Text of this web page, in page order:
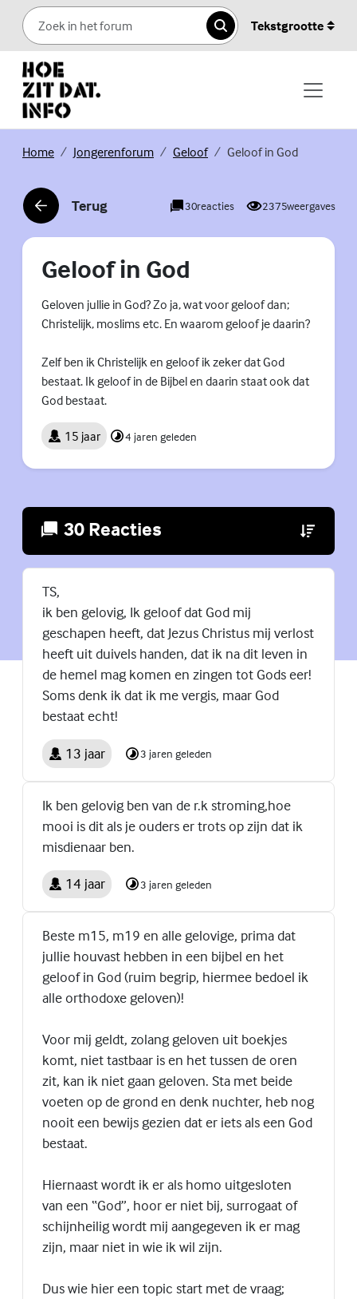
Skip to content
Zoeken
Tekstgrootte
Home(Externe link)
Jongerenforum(Externe link)
Geloof(Externe link)
Geloof in God
Terug
(Externe link) 30reacties 2375weergaves
Geloof in God
Geloven jullie in God? Zo ja, wat voor geloof dan;
Christelijk, moslims etc. En waarom geloof je daarin?
Zelf ben ik Christelijk en geloof ik zeker dat God
bestaat. Ik geloof in de Bijbel en daarin staat ook dat
God bestaat.
15 jaar 4 jaren geleden
30 Reacties (Externe
TS,
ik ben gelovig, Ik geloof dat God mij
geschapen heeft, dat Jezus Christus mij verlost
heeft uit duivels handen, dat ik na dit leven in
de hemel mag komen en zingen tot Gods eer!
Soms denk ik dat ik me vergis, maar God
bestaat echt!
13 jaar 3 jaren geleden
Ik ben gelovig ben van de r.k stroming,hoe
mooi is dit als je ouders er trots op zijn dat ik
misdienaar ben.
14 jaar 3 jaren geleden
Beste m15, m19 en alle gelovige, prima dat
jullie houvast hebben in een bijbel en het
geloof in God (ruim begrip, hiermee bedoel ik
alle orthodoxe geloven)!
Voor mij geldt, zolang geloven uit boekjes
komt, niet tastbaar is en het tussen de oren
zit, kan ik niet gaan geloven. Sta met beide
voeten op de grond en denk nuchter, heb nog
nooit een bewijs gezien dat er iets als een God
bestaat.
Hiernaast wordt ik er als homo uitgesloten
van een “God”, hoor er niet bij, surrogaat of
schijnheilig wordt mij aangegeven ik er mag
zijn, maar niet in wie ik wil zijn.
Dus wie hier een topic start met de vraag;